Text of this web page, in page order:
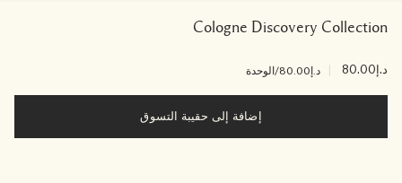
Cologne Discovery Collection
د.إ80.00 د.إ80.00 /الوحدة
إضافة إلى حقيبة التسوق